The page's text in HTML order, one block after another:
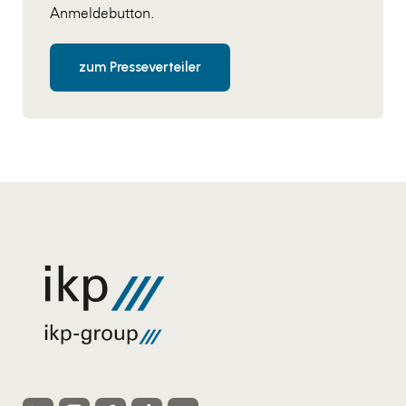
Anmeldebutton.
zum Presseverteiler